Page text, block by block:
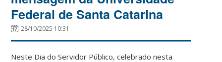
Federal de Santa Catarina
28/10/2025 10:31
Neste Dia do Servidor Público, celebrado nesta